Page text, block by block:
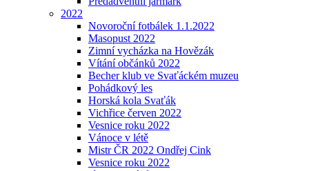
2022
Novoroční fotbálek 1.1.2022
Masopust 2022
Zimní vycházka na Hovězák
Vítání občánků 2022
Becher klub ve Svaťáckém muzeu
Pohádkový les
Horská kola Svaťák
Vichřice červen 2022
Vesnice roku 2022
Vánoce v létě
Mistr ČR 2022 Ondřej Cink
Vesnice roku 2022